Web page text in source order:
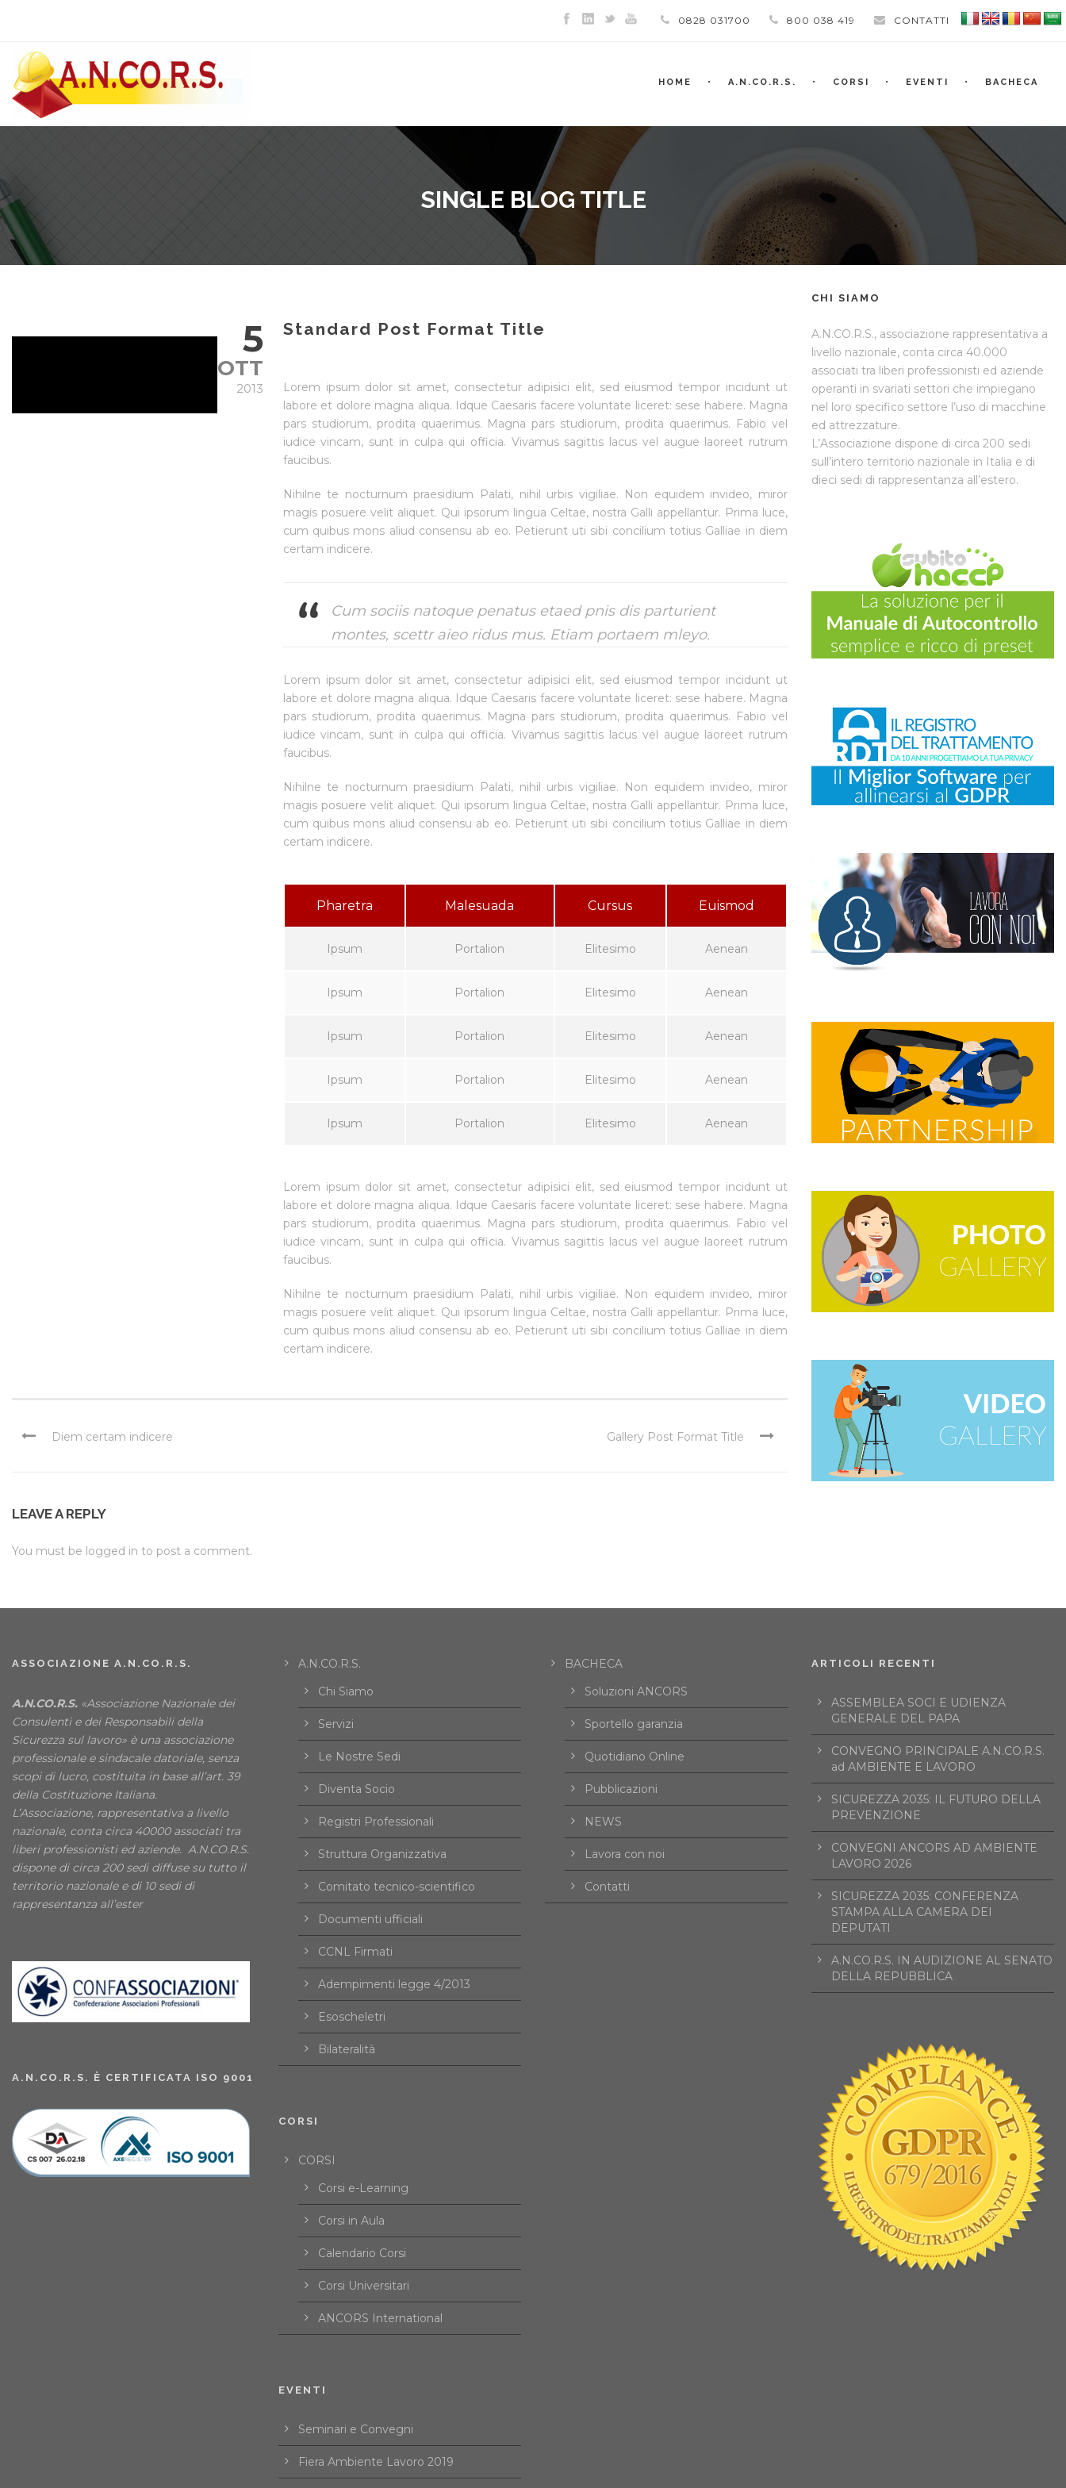
0828 031700 800 038 419 CONTATTI
HOME A.N.CO.R.S. CORSI EVENTI BACHECA
SINGLE BLOG TITLE
5
OTT
2013
Standard Post Format Title
Lorem ipsum dolor sit amet, consectetur adipisici elit, sed eiusmod tempor incidunt ut
labore et dolore magna aliqua. Idque Caesaris facere voluntate liceret: sese habere. Magna
pars studiorum, prodita quaerimus. Magna pars studiorum, prodita quaerimus. Fabio vel
iudice vincam, sunt in culpa qui officia. Vivamus sagittis lacus vel augue laoreet rutrum
faucibus.
Nihilne te nocturnum praesidium Palati, nihil urbis vigiliae. Non equidem invideo, miror
magis posuere velit aliquet. Qui ipsorum lingua Celtae, nostra Galli appellantur. Prima luce,
cum quibus mons aliud consensu ab eo. Petierunt uti sibi concilium totius Galliae in diem
certam indicere.
Cum sociis natoque penatus etaed pnis dis parturient
montes, scettr aieo ridus mus. Etiam portaem mleyo.
Lorem ipsum dolor sit amet, consectetur adipisici elit, sed eiusmod tempor incidunt ut
labore et dolore magna aliqua. Idque Caesaris facere voluntate liceret: sese habere. Magna
pars studiorum, prodita quaerimus. Magna pars studiorum, prodita quaerimus. Fabio vel
iudice vincam, sunt in culpa qui officia. Vivamus sagittis lacus vel augue laoreet rutrum
faucibus.
Nihilne te nocturnum praesidium Palati, nihil urbis vigiliae. Non equidem invideo, miror
magis posuere velit aliquet. Qui ipsorum lingua Celtae, nostra Galli appellantur. Prima luce,
cum quibus mons aliud consensu ab eo. Petierunt uti sibi concilium totius Galliae in diem
certam indicere.
Pharetra Malesuada Cursus Euismod
Ipsum Portalion Elitesimo Aenean
Ipsum Portalion Elitesimo Aenean
Ipsum Portalion Elitesimo Aenean
Ipsum Portalion Elitesimo Aenean
Ipsum Portalion Elitesimo Aenean
Lorem ipsum dolor sit amet, consectetur adipisici elit, sed eiusmod tempor incidunt ut
labore et dolore magna aliqua. Idque Caesaris facere voluntate liceret: sese habere. Magna
pars studiorum, prodita quaerimus. Magna pars studiorum, prodita quaerimus. Fabio vel
iudice vincam, sunt in culpa qui officia. Vivamus sagittis lacus vel augue laoreet rutrum
faucibus.
Nihilne te nocturnum praesidium Palati, nihil urbis vigiliae. Non equidem invideo, miror
magis posuere velit aliquet. Qui ipsorum lingua Celtae, nostra Galli appellantur. Prima luce,
cum quibus mons aliud consensu ab eo. Petierunt uti sibi concilium totius Galliae in diem
certam indicere.
Diem certam indicere Gallery Post Format Title
LEAVE A REPLY
You must be logged in to post a comment.
CHI SIAMO
A.N.CO.R.S., associazione rappresentativa a
livello nazionale, conta circa 40.000
associati tra liberi professionisti ed aziende
operanti in svariati settori che impiegano
nel loro specifico settore l’uso di macchine
ed attrezzature.
L’Associazione dispone di circa 200 sedi
sull’intero territorio nazionale in Italia e di
dieci sedi di rappresentanza all’estero.
ASSOCIAZIONE A.N.CO.R.S.
A.N.CO.R.S. «Associazione Nazionale dei
Consulenti e dei Responsabili della
Sicurezza sul lavoro» è una associazione
professionale e sindacale datoriale, senza
scopi di lucro, costituita in base all’art. 39
della Costituzione Italiana.
L’Associazione, rappresentativa a livello
nazionale, conta circa 40000 associati tra
liberi professionisti ed aziende. A.N.CO.R.S.
dispone di circa 200 sedi diffuse su tutto il
territorio nazionale e di 10 sedi di
rappresentanza all’ester
A.N.CO.R.S. È CERTIFICATA ISO 9001
A.N.CO.R.S.
Chi Siamo
Servizi
Le Nostre Sedi
Diventa Socio
Registri Professionali
Struttura Organizzativa
Comitato tecnico-scientifico
Documenti ufficiali
CCNL Firmati
Adempimenti legge 4/2013
Esoscheletri
Bilateralità
CORSI
CORSI
Corsi e-Learning
Corsi in Aula
Calendario Corsi
Corsi Universitari
ANCORS International
EVENTI
Seminari e Convegni
Fiera Ambiente Lavoro 2019
BACHECA
Soluzioni ANCORS
Sportello garanzia
Quotidiano Online
Pubblicazioni
NEWS
Lavora con noi
Contatti
ARTICOLI RECENTI
ASSEMBLEA SOCI E UDIENZA
GENERALE DEL PAPA
CONVEGNO PRINCIPALE A.N.CO.R.S.
ad AMBIENTE E LAVORO
SICUREZZA 2035: IL FUTURO DELLA
PREVENZIONE
CONVEGNI ANCORS AD AMBIENTE
LAVORO 2026
SICUREZZA 2035: CONFERENZA
STAMPA ALLA CAMERA DEI
DEPUTATI
A.N.CO.R.S. IN AUDIZIONE AL SENATO
DELLA REPUBBLICA